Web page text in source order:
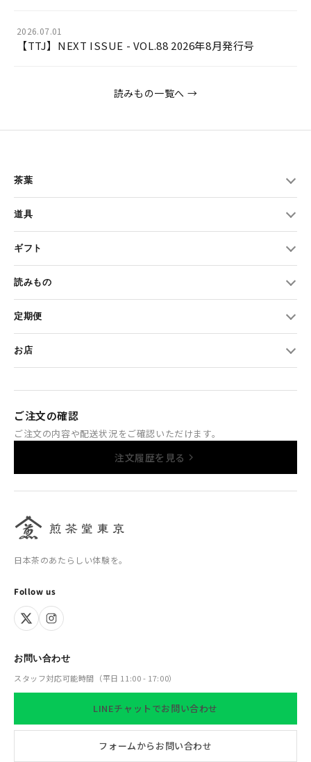
2026.07.01
【TTJ】NEXT ISSUE - VOL.88 2026年8月発行号
読みもの一覧へ →
茶葉
道具
ギフト
読みもの
定期便
お店
ご注文の確認
ご注文の内容や配送状況をご確認いただけます。
注文履歴を見る
日本茶のあたらしい体験を。
Follow us
お問い合わせ
スタッフ対応可能時間（平日 11:00 - 17:00）
LINEチャットでお問い合わせ
フォームからお問い合わせ